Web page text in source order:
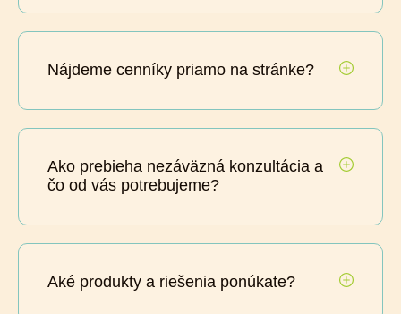
Nájdeme cenníky priamo na stránke?
Ako prebieha nezáväzná konzultácia a
čo od vás potrebujeme?
Aké produkty a riešenia ponúkate?